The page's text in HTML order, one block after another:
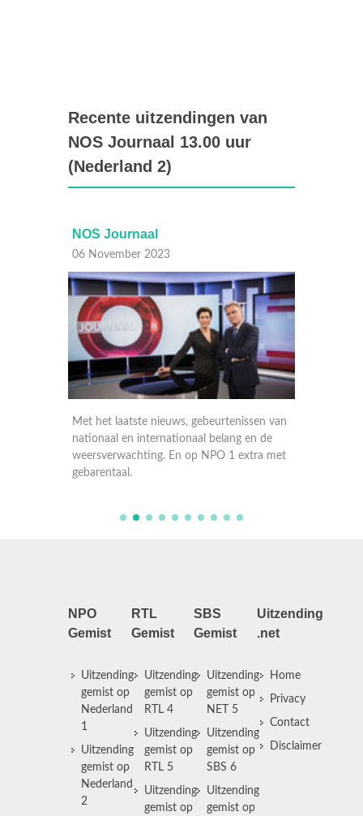
Recente uitzendingen van
NOS Journaal 13.00 uur
(Nederland 2)
NOS Journaal
06 November 2023
Met het laatste nieuws, gebeurtenissen van
nationaal en internationaal belang en de
weersverwachting. En op NPO 1 extra met
gebarentaal.
NPO
Gemist
Uitzending
gemist op
Nederland
1
Uitzending
gemist op
Nederland
2
RTL
Gemist
Uitzending
gemist op
RTL 4
Uitzending
gemist op
RTL 5
Uitzending
gemist op
SBS
Gemist
Uitzending
gemist op
NET 5
Uitzending
gemist op
SBS 6
Uitzending
gemist op
Uitzending
.net
Home
Privacy
Contact
Disclaimer